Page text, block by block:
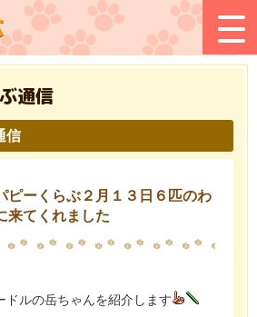
通信
信
ピーくらぶ２月１３日６匹のわ
来てくれました
ドルの岳ちゃんを紹介します